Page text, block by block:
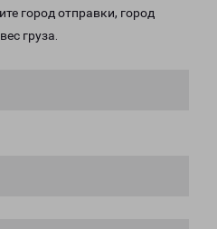
город отправки, город
груза.